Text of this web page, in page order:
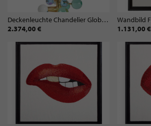
Deckenleuchte Chandelier Globo | Bunt
2.374,00 €
1.131,00 €